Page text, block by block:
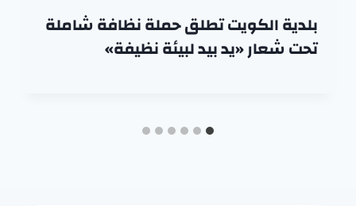
بلدية الكويت تطلق حملة نظافة شاملة
تحت شعار «يد بيد لبيئة نظيفة»